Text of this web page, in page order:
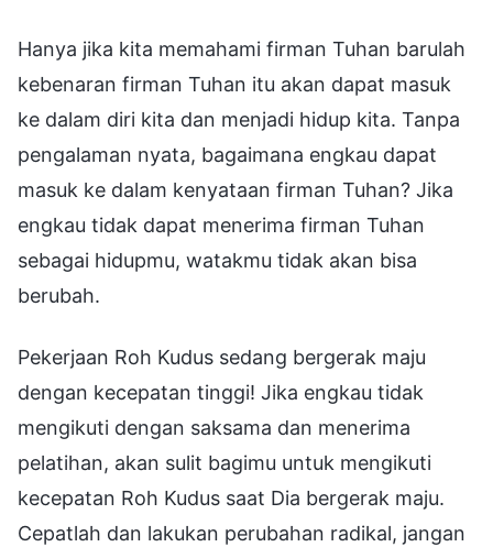
Hanya jika kita memahami firman Tuhan barulah
kebenaran firman Tuhan itu akan dapat masuk
ke dalam diri kita dan menjadi hidup kita. Tanpa
pengalaman nyata, bagaimana engkau dapat
masuk ke dalam kenyataan firman Tuhan? Jika
engkau tidak dapat menerima firman Tuhan
sebagai hidupmu, watakmu tidak akan bisa
berubah.
Pekerjaan Roh Kudus sedang bergerak maju
dengan kecepatan tinggi! Jika engkau tidak
mengikuti dengan saksama dan menerima
pelatihan, akan sulit bagimu untuk mengikuti
kecepatan Roh Kudus saat Dia bergerak maju.
Cepatlah dan lakukan perubahan radikal, jangan